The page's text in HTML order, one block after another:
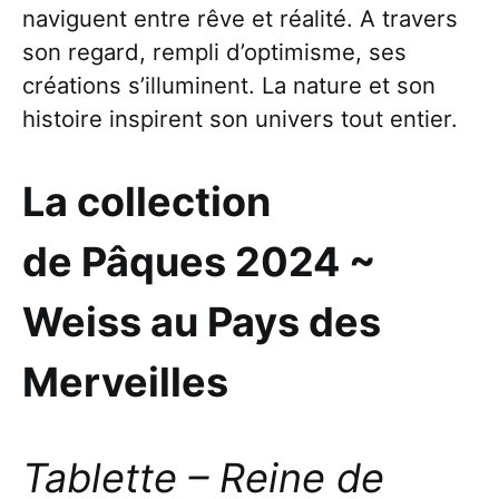
naviguent entre rêve et réalité. A travers
son regard, rempli d’optimisme, ses
créations s’illuminent. La nature et son
histoire inspirent son univers tout entier.
La collection
de Pâques 2024 ~
Weiss au Pays des
Merveilles
Tablette – Reine de